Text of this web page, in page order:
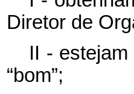
Diretor de
II -
“bom”;